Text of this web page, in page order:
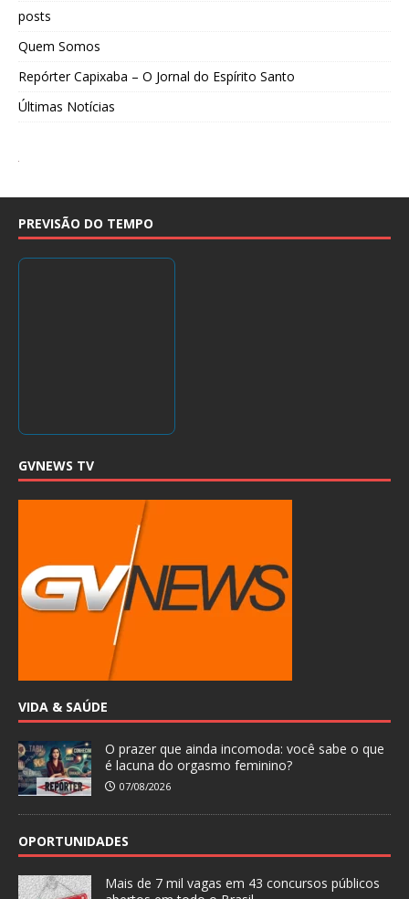
posts
Quem Somos
Repórter Capixaba – O Jornal do Espírito Santo
Últimas Notícias
PREVISÃO DO TEMPO
GVNEWS TV
VIDA & SAÚDE
O prazer que ainda incomoda: você sabe o que
é lacuna do orgasmo feminino?
07/08/2026
OPORTUNIDADES
Mais de 7 mil vagas em 43 concursos públicos